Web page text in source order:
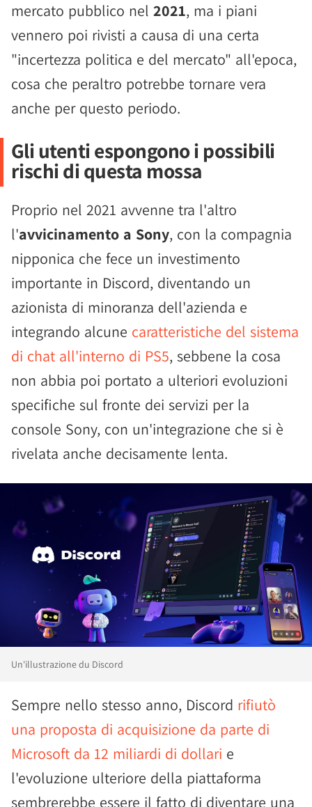
mercato pubblico nel 2021, ma i piani
vennero poi rivisti a causa di una certa
"incertezza politica e del mercato" all'epoca,
cosa che peraltro potrebbe tornare vera
anche per questo periodo.
Gli utenti espongono i possibili
rischi di questa mossa
Proprio nel 2021 avvenne tra l'altro
l'avvicinamento a Sony, con la compagnia
nipponica che fece un investimento
importante in Discord, diventando un
azionista di minoranza dell'azienda e
integrando alcune caratteristiche del sistema
di chat all'interno di PS5, sebbene la cosa
non abbia poi portato a ulteriori evoluzioni
specifiche sul fronte dei servizi per la
console Sony, con un'integrazione che si è
rivelata anche decisamente lenta.
Un'illustrazione du Discord
Sempre nello stesso anno, Discord rifiutò
una proposta di acquisizione da parte di
Microsoft da 12 miliardi di dollari e
l'evoluzione ulteriore della piattaforma
sembrerebbe essere il fatto di diventare una